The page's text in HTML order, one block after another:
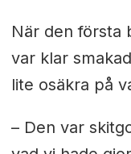
När den första
var klar
lite osäkra på
– Den var